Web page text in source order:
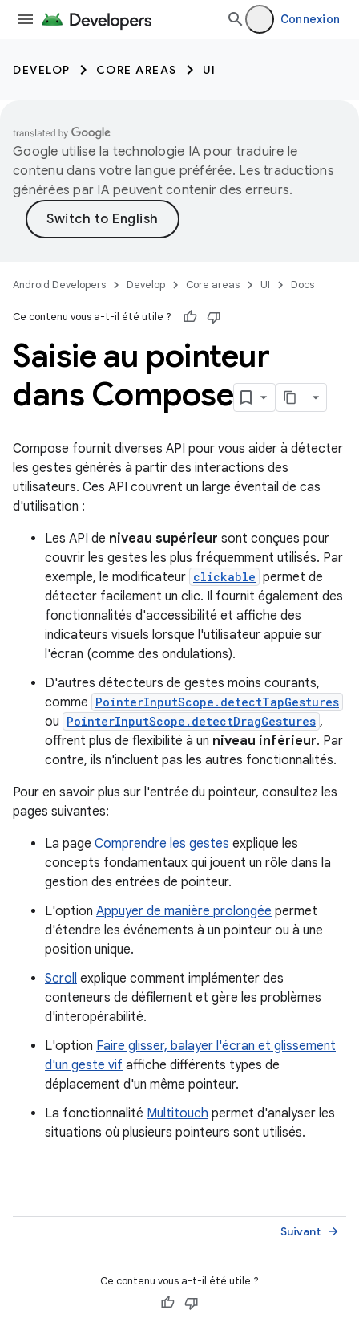
Connexion
DEVELOP CORE AREAS UI
Google utilise la technologie IA pour traduire le
contenu dans votre langue préférée. Les traductions
générées par IA peuvent contenir des erreurs.
Android Developers Develop Core areas UI Docs
Ce contenu vous a-t-il été utile ?
Saisie au pointeur
dans Compose
Compose fournit diverses API pour vous aider à détecter
les gestes générés à partir des interactions des
utilisateurs. Ces API couvrent un large éventail de cas
d'utilisation :
Les API de niveau supérieur sont conçues pour
couvrir les gestes les plus fréquemment utilisés. Par
exemple, le modificateur clickable permet de
détecter facilement un clic. Il fournit également des
fonctionnalités d'accessibilité et affiche des
indicateurs visuels lorsque l'utilisateur appuie sur
l'écran (comme des ondulations).
D'autres détecteurs de gestes moins courants,
comme PointerInputScope.detectTapGestures
ou PointerInputScope.detectDragGestures ,
offrent plus de flexibilité à un niveau inférieur. Par
contre, ils n'incluent pas les autres fonctionnalités.
Pour en savoir plus sur l'entrée du pointeur, consultez les
pages suivantes:
La page Comprendre les gestes explique les
concepts fondamentaux qui jouent un rôle dans la
gestion des entrées de pointeur.
L'option Appuyer de manière prolongée permet
d'étendre les événements à un pointeur ou à une
position unique.
Scroll explique comment implémenter des
conteneurs de défilement et gère les problèmes
d'interopérabilité.
L'option Faire glisser, balayer l'écran et glissement
d'un geste vif affiche différents types de
déplacement d'un même pointeur.
La fonctionnalité Multitouch permet d'analyser les
situations où plusieurs pointeurs sont utilisés.
Suivant arrow_forward
Ce contenu vous a-t-il été utile ?